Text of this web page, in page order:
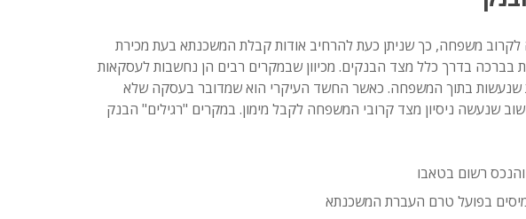
לקרוב משפחה, כך שניתן כעת להרחיב אודות קבלת המשכנתא בעת מכירת
בדרך כלל מצד הבנקים. מכיוון שבמקרים רבים הן נחשבות לעסקאות
שנעשות בתוך המשפחה. כאשר החשד העיקרי הוא שמדובר בעסקה שלא
שנעשה ניסיון מצד קרובי המשפחה לקבל מימון. במקרים "רגילים" הבנק
רשום בטאבו
בפועל טרם העברת המשכנתא